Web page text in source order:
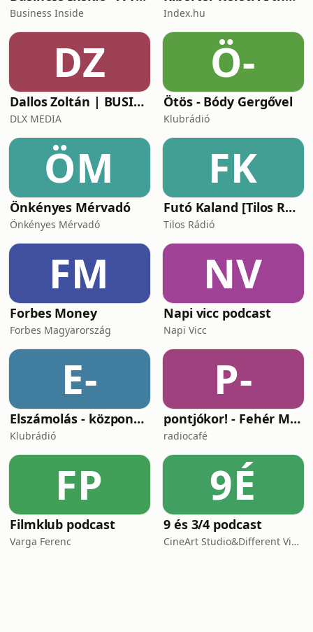
Business Inside Index.hu
DZ
Dallos Zoltán | BUSINESS
DLX MEDIA
Ö-
Ötös - Bódy Gergővel
Klubrádió
ÖM
Önkényes Mérvadó
Önkényes Mérvadó
FK
Futó Kaland [Tilos Rádió podcast]
Tilos Rádió
FM
Forbes Money
Forbes Magyarország
NV
Napi vicc podcast
Napi Vicc
E-
Elszámolás - központosítás, lojalitás és a függetlenség ára
Klubrádió
P-
pontjókor! - Fehér Mariannal
radiocafé
FP
Filmklub podcast
Varga Ferenc
9É
9 és 3/4 podcast
CineArt Studio&Different View Production